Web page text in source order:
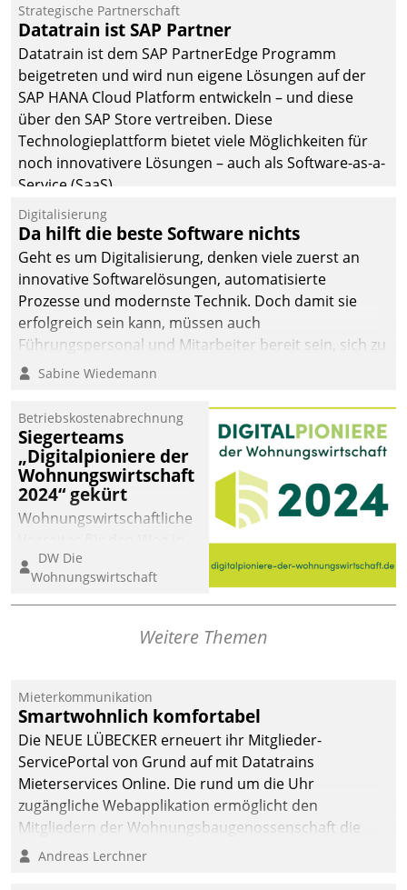
ein.
Strategische Partnerschaft
Datatrain ist SAP Partner
Datatrain ist dem SAP PartnerEdge Programm
beigetreten und wird nun eigene Lösungen auf der
SAP HANA Cloud Platform entwickeln – und diese
über den SAP Store vertreiben. Diese
Technologieplattform bietet viele Möglichkeiten für
noch innovativere Lösungen – auch als Software-as-a-
Service (SaaS).
Digitalisierung
Da hilft die beste Software nichts
Geht es um Digitalisierung, denken viele zuerst an
innovative Softwarelösungen, automatisierte
Prozesse und modernste Technik. Doch damit sie
erfolgreich sein kann, müssen auch
Führungspersonal und Mitarbeiter bereit sein, sich zu
verändern und anzupassen, sonst werden sie an ihr
Sabine Wiedemann
Betriebskostenabrechnung
Siegerteams
„Digitalpioniere der
Wohnungswirtschaft
2024“ gekürt
Wohnungswirtschaftliche
eine digitale Zukunft zu
finden, ist das Ziel des
Awards „Digitalpioniere
Wohnungswirtschaft“.
dafür ein Team
bestehend aus
Wohnungsunternehmen
und PropTech.
DW Die
Wohnungswirtschaft
Weitere Themen
Mieterkommunikation
Smartwohnlich komfortabel
Die NEUE LÜBECKER erneuert ihr Mitglieder-
ServicePortal von Grund auf mit Datatrains
Mieterservices Online. Die rund um die Uhr
zugängliche Webapplikation ermöglicht den
Mitgliedern der Wohnungs­bau­genossenschaft die
Kontaktaufnahme per Smartphone, Tablet oder PC.
Andreas Lerchner